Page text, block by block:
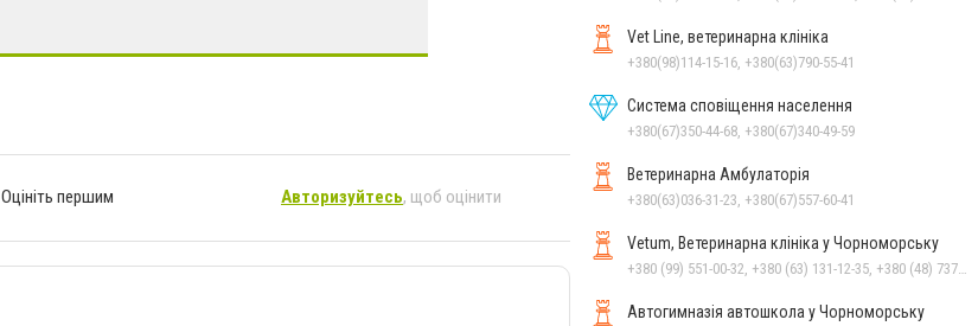
Оцініть першим Авторизуйтесь, щоб оцінити
Vet Line, ветеринарна клініка
+380(98)114-15-16, +380(63)790-55-41
Система сповіщення населення
+380(67)350-44-68, +380(67)340-49-59
Ветеринарна Амбулаторія
+380(63)036-31-23, +380(67)557-60-41
Vetum, Ветеринарна клініка у Чорноморську
Автогимназія автошкола у Чорноморську